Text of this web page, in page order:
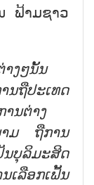
ຟ້າມຊາວ
າງໆນັ້ນ
ຖືປະເທດ
ນຕ່າງ
າມ ຖືການ
ບຸລິມະສິດ
ອກເຟັ້ນ